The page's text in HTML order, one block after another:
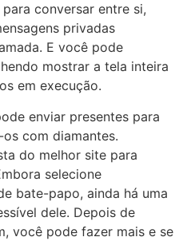
conversar entre si,
privadas
E você pode
mostrar a tela inteira
em execução.
enviar presentes para
com diamantes.
do melhor site para
selecione
bate-papo, ainda há uma
dele. Depois de
você pode fazer mais e se